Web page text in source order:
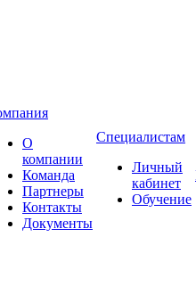
О
компании
Команда
Партнеры
Контакты
Документы
Специалистам
Личный
кабинет
Обучение